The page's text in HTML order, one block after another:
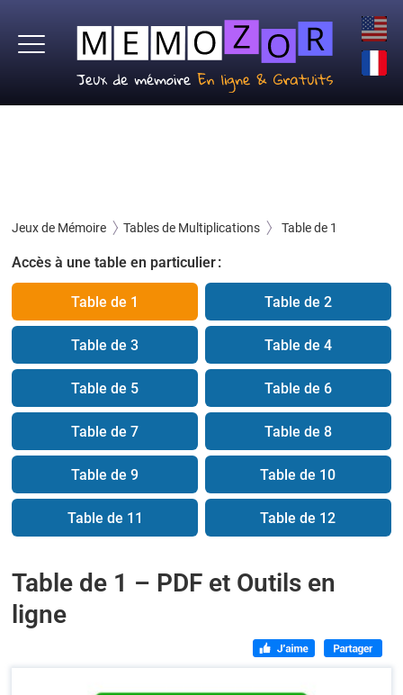
Jeux de Mémoire Tables de Multiplications Table de 1
Accès à une table en particulier :
Table de 1 Table de 2
Table de 3 Table de 4
Table de 5 Table de 6
Table de 7 Table de 8
Table de 9 Table de 10
Table de 11 Table de 12
Table de 1 – PDF et Outils en
ligne